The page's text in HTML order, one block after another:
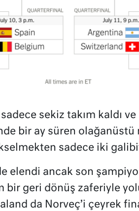
sadece sekiz takım kaldı
bir ay süren olağanüstü
sadece iki
elendi ancak son
bir geri dönüş zaferiyle
da Norveç’i çeyrek